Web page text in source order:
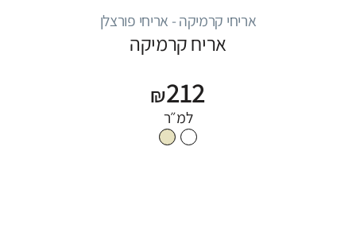
אריחי קרמיקה - אריחי פורצלן
אריח קרמיקה
₪212
למ״ר